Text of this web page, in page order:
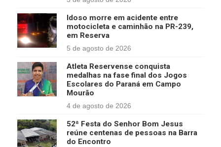
Idoso morre em acidente entre
motocicleta e caminhão na PR-239,
em Reserva
5 de agosto de 2026
Atleta Reservense conquista
medalhas na fase final dos Jogos
Escolares do Paraná em Campo
Mourão
4 de agosto de 2026
52ª Festa do Senhor Bom Jesus
reúne centenas de pessoas na Barra
do Encontro